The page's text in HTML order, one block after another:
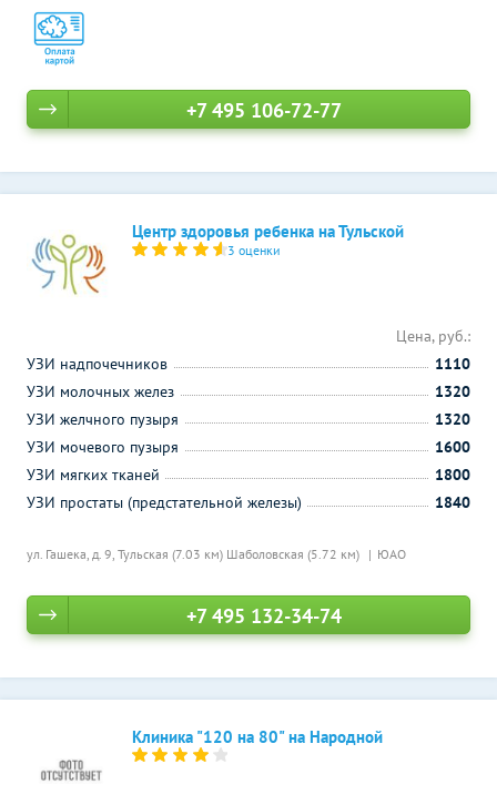
+7 495 106-72-77
Центр здоровья ребенка на Тульской
3 оценки
ул. Гашека, д. 9, Тульская (7.03 км) Шаболовская (5.72 км) ЮАО
Цена, руб.:
УЗИ надпочечников
1110
УЗИ молочных желез
1320
УЗИ желчного пузыря
1320
УЗИ мочевого пузыря
1600
УЗИ мягких тканей
1800
УЗИ простаты (предстательной железы)
1840
+7 495 132-34-74
Клиника "120 на 80" на Народной